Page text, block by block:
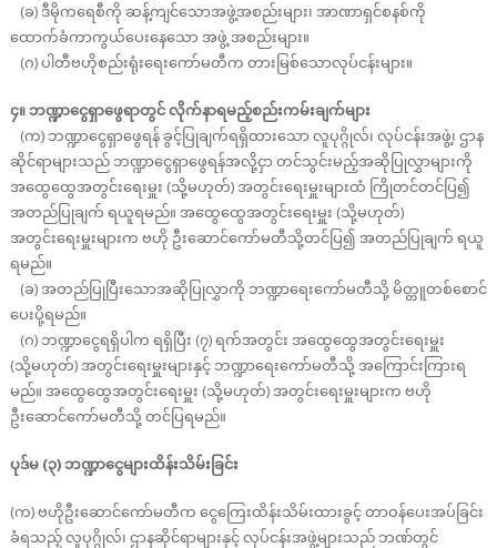
(ခ) ဒီမိုကရေစီကို ဆန့်ကျင်သောအဖွဲ့အစည်းများ၊ အာဏာရှင်စနစ်ကို
ထောက်ခံကာကွယ်ပေးနေသော အဖွဲ့ အစည်းများ။
(ဂ) ပါတီဗဟိုစည်းရုံးရေးကော်မတီက တားမြစ်သောလုပ်ငန်းများ။
၄။ ဘဏ္ဍာငွေရှာဖွေရာတွင် လိုက်နာရမည့်စည်းကမ်းချက်များ
(က) ဘဏ္ဍာငွေရှာဖွေရန် ခွင့်ပြုချက်ရရှိထားသော လူပုဂ္ဂိုလ်၊ လုပ်ငန်းအဖွဲ့၊ ဌာန
ဆိုင်ရာများသည် ဘဏ္ဍာငွေရှာဖွေရန်အလို့ငှာ တင်သွင်းမည့်အဆိုပြုလွှာများကို
အထွေထွေအတွင်းရေးမှူး (သို့မဟုတ်) အတွင်းရေးမှူးများထံ ကြိုတင်တင်ပြ၍
အတည်ပြုချက် ရယူရမည်။ အထွေထွေအတွင်းရေးမှူး (သို့မဟုတ်)
အတွင်းရေးမှူးများက ဗဟို ဦးဆောင်ကော်မတီသို့တင်ပြ၍ အတည်ပြုချက် ရယူ
ရမည်။
(ခ) အတည်ပြုပြီးသောအဆိုပြုလွှာကို ဘဏ္ဍာရေးကော်မတီသို့ မိတ္တူတစ်စောင်
ပေးပို့ရမည်။
(ဂ) ဘဏ္ဍာငွေရရှိပါက ရရှိပြီး (၇) ရက်အတွင်း အထွေထွေအတွင်းရေးမှူး
(သို့မဟုတ်) အတွင်းရေးမှူးများနှင့် ဘဏ္ဍာရေးကော်မတီသို့ အကြောင်းကြားရ
မည်။ အထွေထွေအတွင်းရေးမှူး (သို့မဟုတ်) အတွင်းရေးမှူးများက ဗဟို
ဦးဆောင်ကော်မတီသို့ တင်ပြရမည်။
ပုဒ်မ (၃) ဘဏ္ဍာငွေများထိန်းသိမ်းခြင်း
(က) ဗဟိုဦးဆောင်ကော်မတီက ငွေကြေးထိန်းသိမ်းထားခွင့် တာဝန်ပေးအပ်ခြင်း
ခံရသည့် လူပုဂ္ဂိုလ်၊ ဌာနဆိုင်ရာများနှင့် လုပ်ငန်းအဖွဲ့များသည် ဘဏ်တွင်